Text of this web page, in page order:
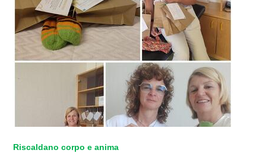
Riscaldano corpo e anima